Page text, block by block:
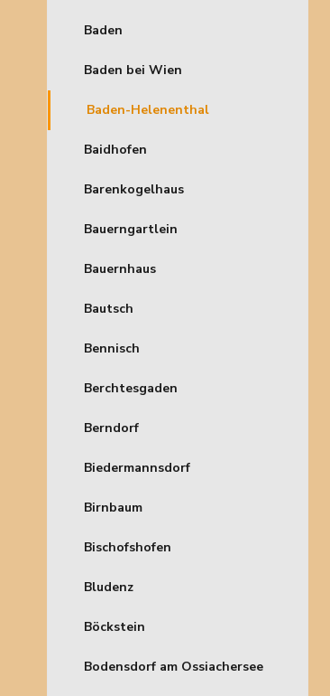
Baden
Baden bei Wien
Baden-Helenenthal
Baidhofen
Barenkogelhaus
Bauerngartlein
Bauernhaus
Bautsch
Bennisch
Berchtesgaden
Berndorf
Biedermannsdorf
Birnbaum
Bischofshofen
Bludenz
Böckstein
Bodensdorf am Ossiachersee